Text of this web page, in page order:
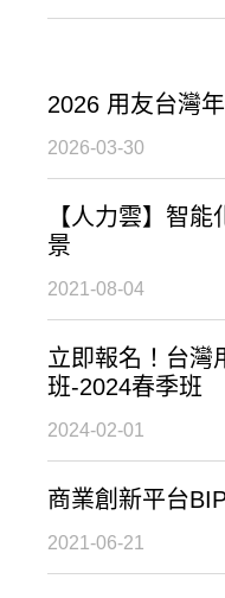
2026 用友台灣
2026-03-30
【人力雲】智
景
2021-08-04
立即報名！台灣
班-2024春季班
2024-02-01
商業創新平台
2021-06-21